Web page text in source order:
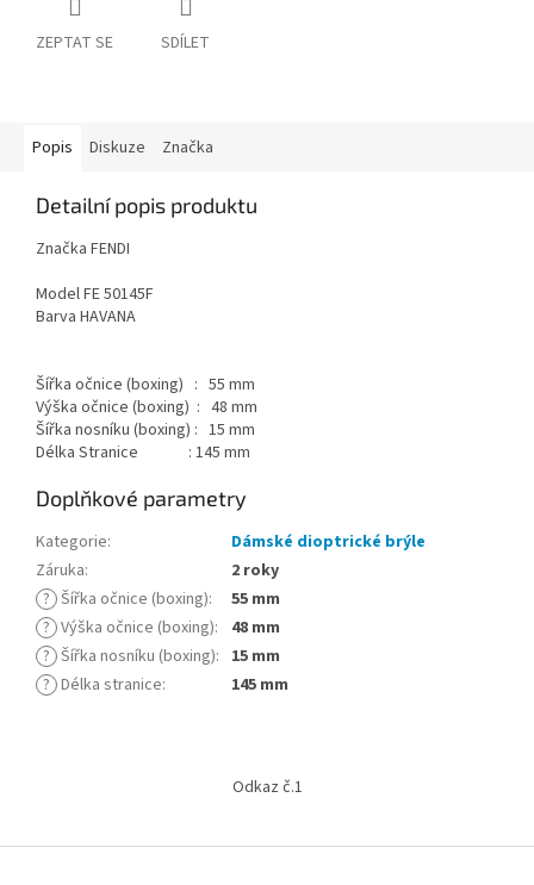
ZEPTAT SE SDÍLET
Popis Diskuze Značka
Detailní popis produktu
Značka FENDI
Model FE 50145F
Barva HAVANA
Šířka očnice (boxing) : 55 mm
Výška očnice (boxing) : 48 mm
Šířka nosníku (boxing) : 15 mm
Délka Stranice : 145 mm
Doplňkové parametry
Kategorie:
Dámské dioptrické brýle
Záruka:
2 roky
? Šířka očnice (boxing):
55 mm
? Výška očnice (boxing):
48 mm
? Šířka nosníku (boxing): 15 mm
? Délka stranice: 145 mm
Odkaz č.1